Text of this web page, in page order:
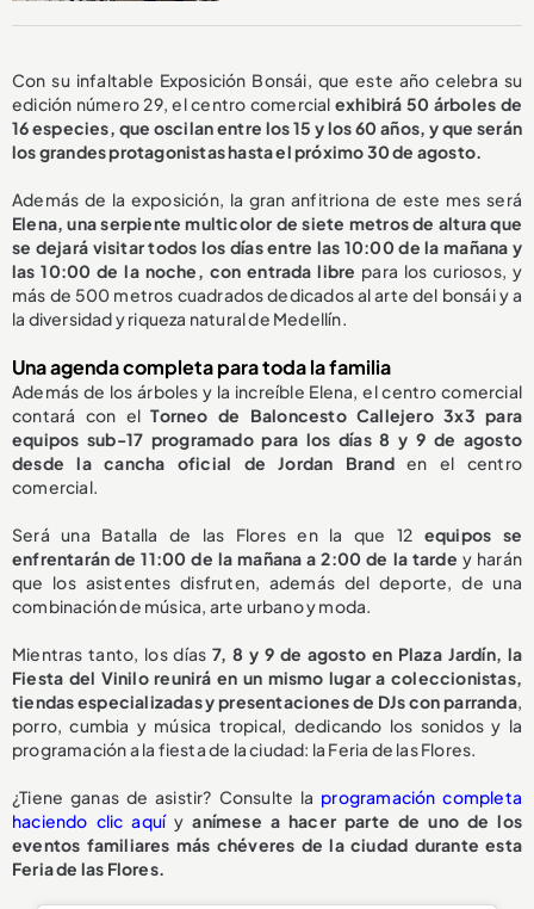
Con su infaltable Exposición Bonsái, que este año celebra su
edición número 29, el centro comercial exhibirá 50 árboles de
16 especies, que oscilan entre los 15 y los 60 años, y que serán
los grandes protagonistas hasta el próximo 30 de agosto.
Además de la exposición, la gran anfitriona de este mes será
Elena, una serpiente multicolor de siete metros de altura que
se dejará visitar todos los días entre las 10:00 de la mañana y
las 10:00 de la noche, con entrada libre para los curiosos, y
más de 500 metros cuadrados dedicados al arte del bonsái y a
la diversidad y riqueza natural de Medellín.
Una agenda completa para toda la familia
Además de los árboles y la increíble Elena, el centro comercial
contará con elTorneo de Baloncesto Callejero 3x3 para
equipos sub-17 programado para los días 8 y 9 de agosto
desde la cancha oficial de Jordan Branden el centro
comercial.
Será una Batalla de las Flores en la que 12 equipos se
enfrentarán de 11:00 de la mañana a 2:00 de la tarde y harán
que los asistentes disfruten, además del deporte, de una
combinación de música, arte urbano y moda.
Mientras tanto, los días 7, 8 y 9 de agosto en Plaza Jardín, la
Fiesta del Vinilo reunirá en un mismo lugar a coleccionistas,
tiendas especializadas y presentaciones de DJs con parranda,
porro, cumbia y música tropical, dedicando los sonidos y la
programación a la fiesta de la ciudad: la Feria de las Flores.
¿Tiene ganas de asistir? Consulte la programación completa
haciendo clic aquíyanímese a hacer parte de uno de los
eventos familiares más chéveres de la ciudad durante esta
Feria de las Flores.